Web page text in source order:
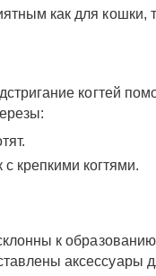
как для кошки,
когтей
крепкими когтями.
к
аксессуары